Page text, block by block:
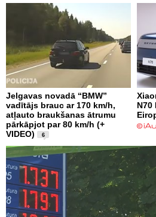
Jelgavas novadā “BMW”
vadītājs brauc ar 170 km/h,
atļauto braukšanas ātrumu
pārkāpjot par 80 km/h (+
VIDEO)
6
N70